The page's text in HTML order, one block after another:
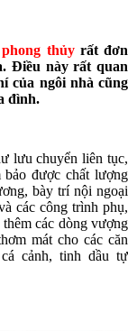
thủyrất đơn
Điều này rất quan
của ngôi nhà cũng
đình.
lưu chuyển liên tục,
được chất lượng
bày trí nội ngoại
các công trình phụ,
các dòng vượng
mát cho các căn
cảnh, tinh dầu tự